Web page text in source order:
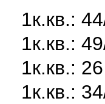
1к.кв.:
1к.кв.:
1к.кв.:
1к.кв.: